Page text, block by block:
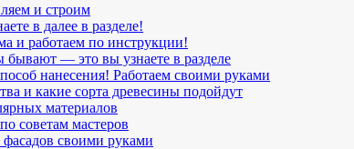
и строим
в далее в разделе!
и работаем по инструкции!
бывают — это вы узнаете в разделе
нанесения! Работаем своими руками
и какие сорта древесины подойдут
материалов
советам мастеров
своими руками